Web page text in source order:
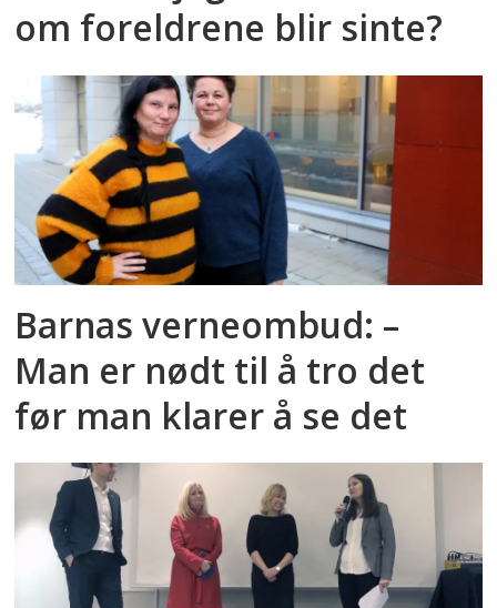
om foreldrene blir sinte?
Barnas verneombud: –
Man er nødt til å tro det
før man klarer å se det